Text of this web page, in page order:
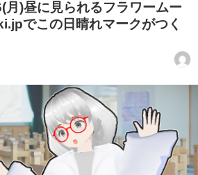
月)昼に見られるフラワームー
でこの日晴れマークがつく